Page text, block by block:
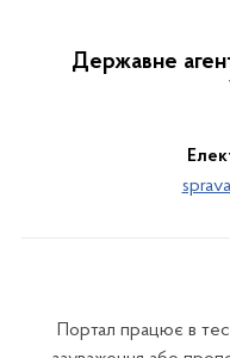
Державне
Портал працює в